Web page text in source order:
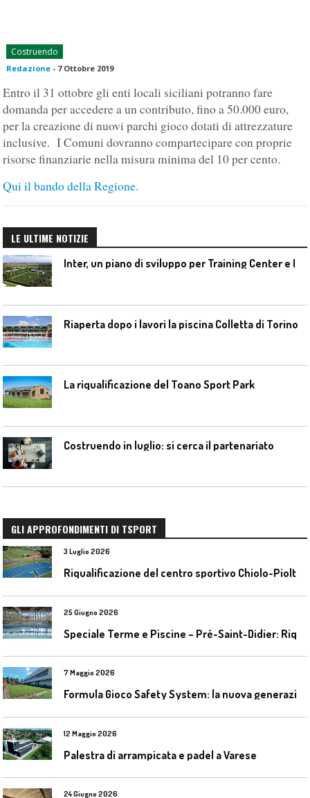
Costruendo
Redazione - 7 Ottobre 2019
Entro il 31 ottobre gli enti locali siciliani potranno fare
domanda per accedere a un contributo, fino a 50.000 euro,
per la creazione di nuovi parchi gioco dotati di attrezzature
inclusive. I Comuni dovranno compartecipare con proprie
risorse finanziarie nella misura minima del 10 per cento.
Qui il bando della Regione.
LE ULTIME NOTIZIE
Riaperta dopo i lavori la piscina Colletta di Torino
La riqualificazione del Toano Sport Park
Costruendo in luglio: si cerca il partenariato
GLI APPROFONDIMENTI DI TSPORT
3 Luglio 2026
25 Giugno 2026
7 Maggio 2026
12 Maggio 2026
Palestra di arrampicata e padel a Varese
24 Giugno 2026